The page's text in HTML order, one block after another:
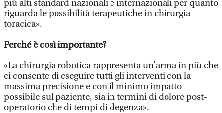
più alti standard nazionali e internazionali per quanto
riguarda le possibilità terapeutiche in chirurgia
toracica».
Perché è così importante?
«La chirurgia robotica rappresenta un’arma in più che
ci consente di eseguire tutti gli interventi con la
massima precisione e con il minimo impatto
possibile sul paziente, sia in termini di dolore post-
operatorio che di tempi di degenza».